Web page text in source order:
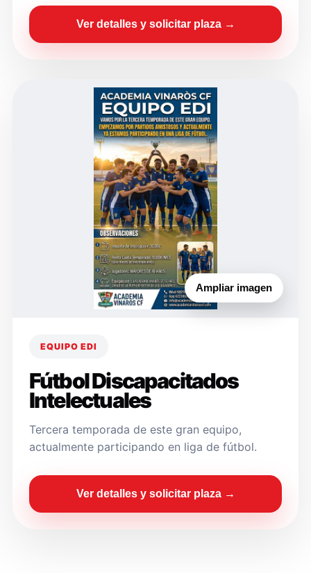
Ver detalles y solicitar plaza →
Ampliar imagen
EQUIPO EDI
Fútbol Discapacitados
Intelectuales
Tercera temporada de este gran equipo,
actualmente participando en liga de fútbol.
Ver detalles y solicitar plaza →